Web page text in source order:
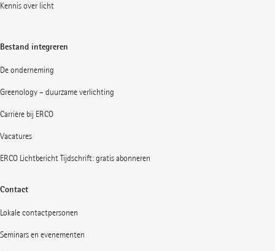
Kennis over licht
Bestand integreren
De onderneming
Greenology – duurzame verlichting
Carrière bij ERCO
Vacatures
ERCO Lichtbericht Tijdschrift: gratis abonneren
Contact
Lokale contactpersonen
Seminars en evenementen